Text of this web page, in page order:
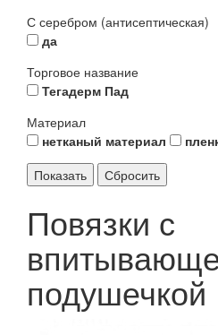
С серебром (антисептическая)
да
Торговое название
Тегадерм Пад
Материал
нетканый материал
Повязки с
подушечкой